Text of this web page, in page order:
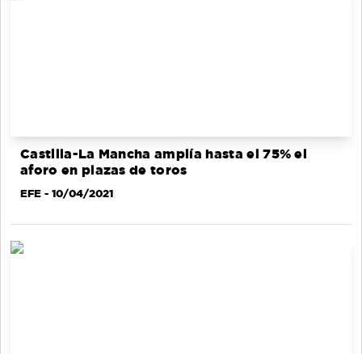
Castilla-La Mancha amplía hasta el 75% el
aforo en plazas de toros
EFE - 10/04/2021